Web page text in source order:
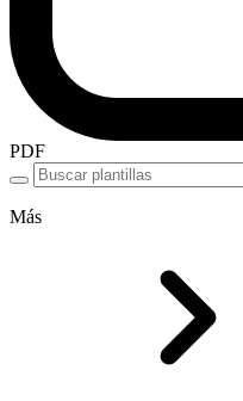
PDF
Más